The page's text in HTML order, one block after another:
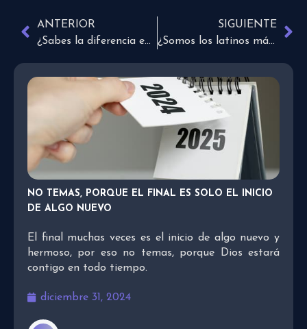
ANTERIOR
¿Sabes la diferencia entre veganos y vegetarianos?
SIGUIENTE
¿Somos los latinos más apasionados y dramáticos?
NO TEMAS, PORQUE EL FINAL ES SOLO EL INICIO
DE ALGO NUEVO
El final muchas veces es el inicio de algo nuevo y
hermoso, por eso no temas, porque Dios estará
contigo en todo tiempo.
diciembre 31, 2024